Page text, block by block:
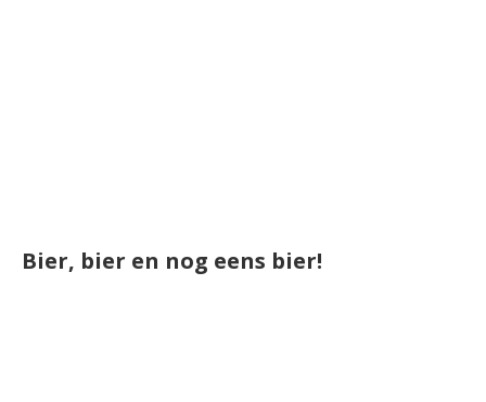
Bier, bier en nog eens bier!